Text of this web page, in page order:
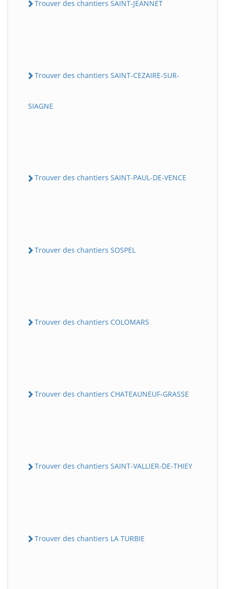
Trouver des chantiers SAINT-JEANNET
Trouver des chantiers SAINT-CEZAIRE-SUR-
SIAGNE
Trouver des chantiers SAINT-PAUL-DE-VENCE
Trouver des chantiers SOSPEL
Trouver des chantiers COLOMARS
Trouver des chantiers CHATEAUNEUF-GRASSE
Trouver des chantiers SAINT-VALLIER-DE-THIEY
Trouver des chantiers LA TURBIE